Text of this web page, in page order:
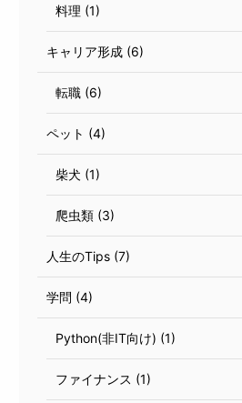
料理 (1)
キャリア形成 (6)
転職 (6)
ペット (4)
柴犬 (1)
爬虫類 (3)
人生のTips (7)
学問 (4)
Python(非IT向け) (1)
ファイナンス (1)